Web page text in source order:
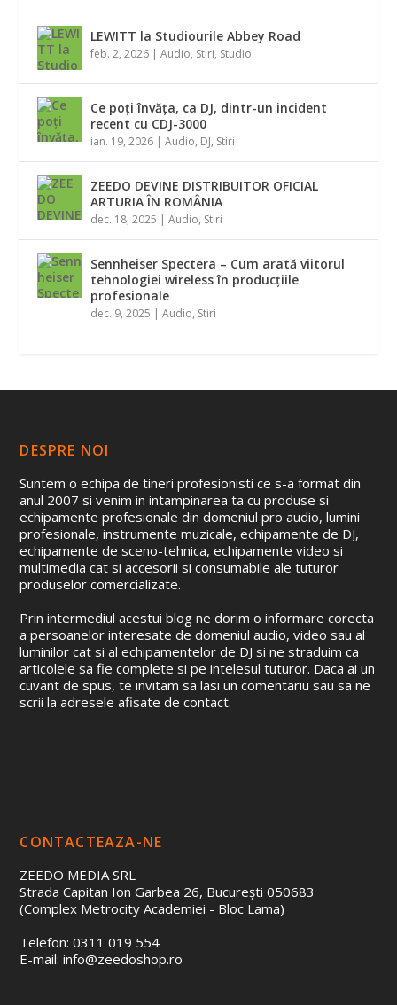
LEWITT la Studiourile Abbey Road
feb. 2, 2026 |Audio, Stiri, Studio
Ce poți învăța, ca DJ, dintr-un incident
recent cu CDJ-3000
ian. 19, 2026 |Audio, DJ, Stiri
ZEEDO DEVINE DISTRIBUITOR OFICIAL
ARTURIA ÎN ROMÂNIA
dec. 18, 2025 |Audio, Stiri
Sennheiser Spectera – Cum arată viitorul
tehnologiei wireless în producțiile
profesionale
dec. 9, 2025 |Audio, Stiri
DESPRE NOI
Suntem o echipa de tineri profesionisti ce s-a format din
anul 2007 si venim in intampinarea ta cu produse si
echipamente profesionale din domeniul pro audio, lumini
profesionale, instrumente muzicale, echipamente de DJ,
echipamente de sceno-tehnica, echipamente video si
multimedia cat si accesorii si consumabile ale tuturor
produselor comercializate.
Prin intermediul acestui blog ne dorim o informare corecta
a persoanelor interesate de domeniul audio, video sau al
luminilor cat si al echipamentelor de DJ si ne straduim ca
articolele sa fie complete si pe intelesul tuturor. Daca ai un
cuvant de spus, te invitam sa lasi un comentariu sau sa ne
scrii la adresele afisate de contact.
CONTACTEAZA-NE
ZEEDO MEDIA SRL
Strada Capitan Ion Garbea 26, București 050683
(Complex Metrocity Academiei - Bloc Lama)
Telefon: 0311 019 554
E-mail: info@zeedoshop.ro